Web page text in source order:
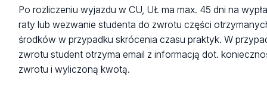
Po rozliczeniu wyjazdu w CU, UŁ ma max. 45 dni na
raty lub wezwanie studenta do zwrotu części
środków w przypadku skrócenia czasu praktyk. W
zwrotu student otrzyma email z informacją dot.
zwrotu i wyliczoną kwotą.